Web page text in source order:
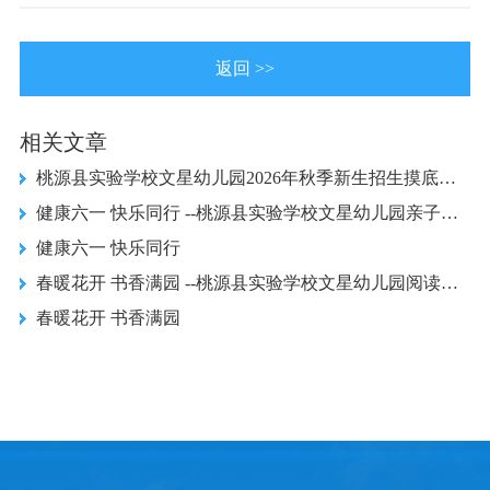
返回 >>
相关文章
桃源县实验学校文星幼儿园2026年秋季新生招生摸底公告
健康六一 快乐同行 --桃源县实验学校文星幼儿园亲子欢乐会圆满举行
健康六一 快乐同行
春暖花开 书香满园 --桃源县实验学校文星幼儿园阅读活动圆满开展
春暖花开 书香满园